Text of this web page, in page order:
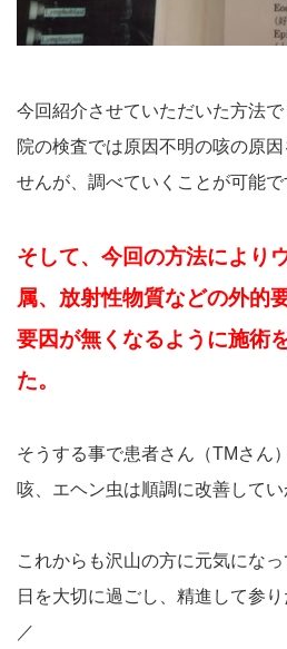
今回紹介させていただいた方法
院の検査では原因不明の咳の原
せんが、調べていくことが可能で
そして、今回の方法により
属、放射性物質などの外的
要因が無くなるように施術
た。
そうする事で患者さん（TMさん
咳、エヘン虫は順調に改善してい
これからも沢山の方に元気にな
日を大切に過ごし、精進して参
／